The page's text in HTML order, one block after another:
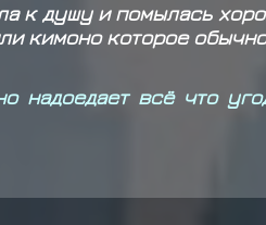
к душу и помылась
кимоно которое
надоедает всё что